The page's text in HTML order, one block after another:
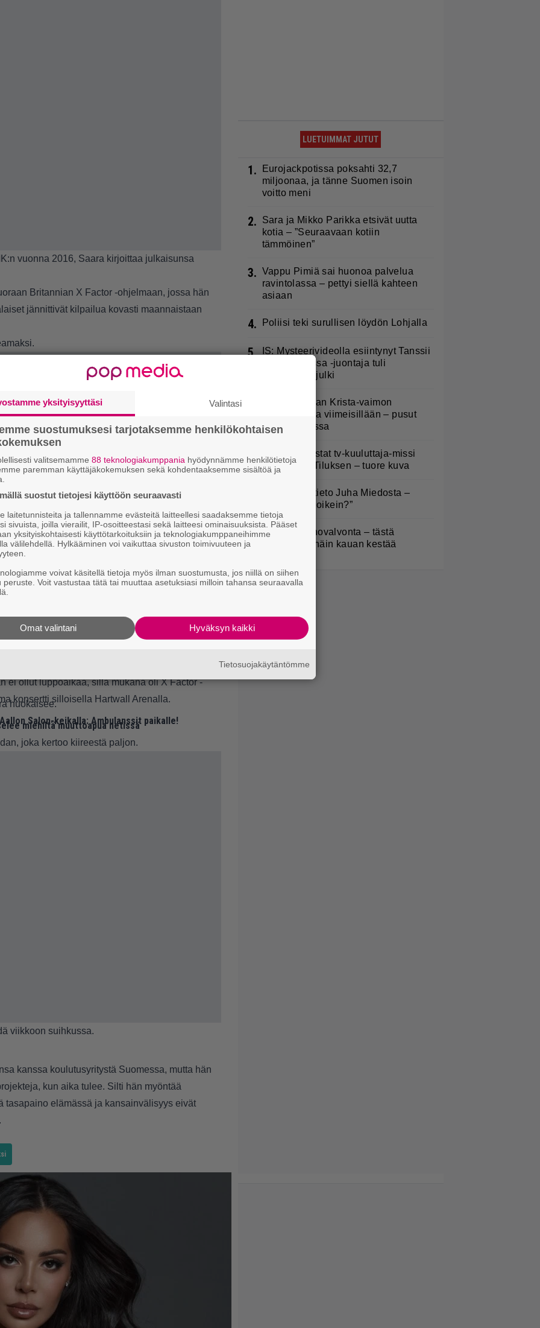
vuonna 2016, Saara kirjoittaa julkaisunsa
Britannian X Factor -ohjelmaan, jossa hän
jännittivät kilpailua kovasti maannaistaan
joka viikko kolmen kuukauden ajan”, hän
ennen kuin Aalto alkoi valmistautua vuoden
ei ollut luppoaikaa, sillä mukana oli X Factor -
konsertti silloisella Hartwall Arenalla.
huokaisee.
Salon-keikalla: Ambulanssit paikalle!
miehiltä muuttoapua netissä
joka kertoo kiireestä paljon.
viikkoon suihkussa.
kanssa koulutusyritystä Suomessa, mutta hän
kun aika tulee. Silti hän myöntää
tasapaino elämässä ja kansainvälisyys eivät
LUETUIMMAT JUTUT
1.
Eurojackpotissa poksahti 32,7
miljoonaa, ja tänne Suomen isoin
voitto meni
2.
Sara ja Mikko Parikka etsivät uutta
kotia – ”Seuraavaan kotiin
tämmöinen”
3. Vappu Pimiä sai huonoa palvelua
ravintolassa – pettyi siellä kahteen
asiaan
4. Poliisi teki surullisen löydön Lohjalla
5.
IS: Mysteerivideolla esiintynyt Tanssii
tähtien kanssa -juontaja tuli
kasvoillaan julki
Janne Katajan Krista-vaimon
raskausvatsa viimeisillään – pusut
Puuhaparkissa
7.
Vieläkö muistat tv-kuuluttaja-missi
Anna-Liisa Tiluksen – tuore kuva
Pysäyttävä tieto Juha Miedosta –
”Onko tämä oikein?”
9. Poliisilla tehovalvonta – tästä
kysymys ja näin kauan kestää
yksityisyyttäsi Valintasi
suostumuksesi tarjotaksemme henkilökohtaisen
valitsemamme 88 teknologiakumppania hyödynnämme henkilötietoja
paremman käyttäjäkokemuksen sekä kohdentaaksemme sisältöä ja
suostut tietojesi käyttöön seuraavasti
laitetunnisteita ja tallennamme evästeitä laitteellesi saadaksemme tietoja
sivuista, joilla vierailit, IP-osoitteestasi sekä laitteesi ominaisuuksista. Pääset
yksityiskohtaisesti käyttötarkoituksiin ja teknologiakumppaneihimme
välilehdellä. Hylkääminen voi vaikuttaa sivuston toimivuuteen ja
voivat käsitellä tietoja myös ilman suostumusta, jos niillä on siihen
peruste. Voit vastustaa tätä tai muuttaa asetuksiasi milloin tahansa seuraavalla
Hyväksyn kaikki
Omat valintani
Tietosuojakäytäntömme